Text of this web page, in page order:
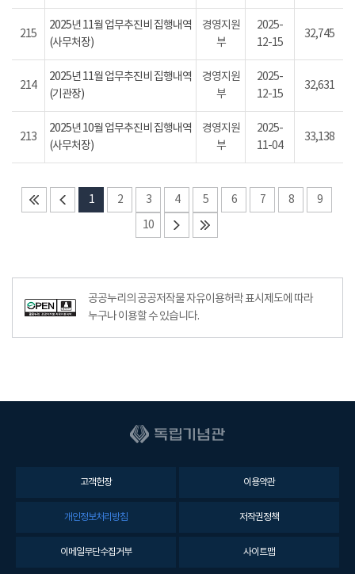
215
2025년 11월 업무추진비 집행내역
(사무처장)
경영지원
부
2025-
12-15
32,745
214
2025년 11월 업무추진비 집행내역
(기관장)
경영지원
부
2025-
12-15
32,631
213
2025년 10월 업무추진비 집행내역
(사무처장)
경영지원
부
2025-
11-04
33,138
1 2 3 4 5 6 7 8
9
10
공공누리의 공공저작물 자유이용허락 표시제도에 따라
누구나 이용할 수 있습니다.
고객헌장 이용약관
개인정보처리방침 저작권정책
이메일무단수집거부 사이트맵